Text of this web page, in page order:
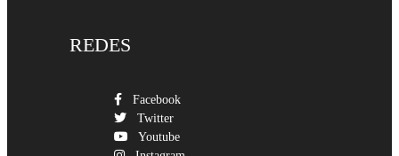
REDES
Facebook
Twitter
Youtube